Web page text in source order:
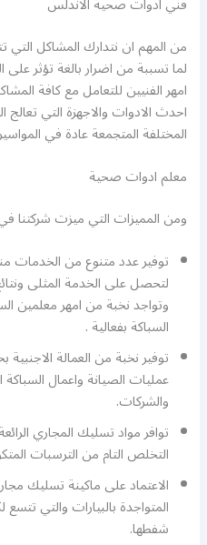
من المهم ان نتدارك المشاكل
لما تسببة من اضرار بالغة تؤثر على
امهر الفنيين للتعامل مع كافة
احدث الادوات والاجهزة التي تعالج
المختلفة المتجمعة عادة في
معلم ادوات صحية
ومن المميزات التي ميزت شركتنا
توفير عدد متنوع من الخدمات
لتحصل على الخدمة المثلى
وتواجد نخبة من امهر معلمين
السباكة بفعالية .
توفير نخبة من العمالة
عمليات الصيانة واعمال السباكة
والشركات.
توافر مواد تسليك المجاري
التخلص التام من الترسبات
الاعتماد على ماكينة تسليك
المتواجدة بالبيارات والتي
شفطها.